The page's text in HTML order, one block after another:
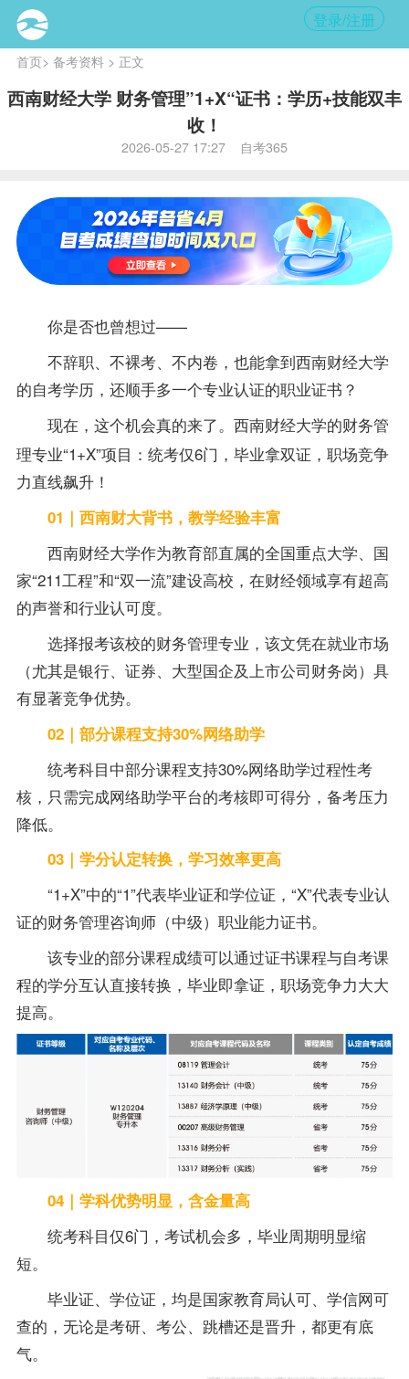
登录/注册
首页> 备考资料> 正文
西南财经大学 财务管理”1+X“证书：学历+技能双丰
收！
2026-05-27 17:27 自考365
你是否也曾想过——
不辞职、不裸考、不内卷，也能拿到西南财经大学
的自考学历，还顺手多一个专业认证的职业证书？
现在，这个机会真的来了。 西南财经大学的财务管
理专业“1+X”项目：统考仅6门，毕业拿双证，职场竞争
力直线飙升！
01｜西南财大背书，教学经验丰富
西南财经大学作为教育部直属的全国重点大学、国
家“211工程”和“双一流”建设高校，在财经领域享有超高
的声誉和行业认可度。
选择报考该校的财务管理专业 ，该文凭在就业市场
（尤其是银行、证券、大型国企及上市公司财务岗）具
有显著竞争优势。
02｜部分课程支持30%网络助学
统考科目中部分课程支持30%网络助学过程性考
核，只需完成网络助学平台的考核即可得分， 备考压力
降低。
03｜学分认定转换，学习效率更高
“1+X”中的“1”代表毕业证和学位证，“X”代表专业认
证的财务管理咨询师（中级）职业能力证书。
该专业的部分课程成绩可以通过证书课程与自考课
程的学分互认直接转换，毕业即拿证，职场竞争力大大
提高。
04｜学科优势明显，含金量高
统考科目仅6门，考试机会多，毕业周期明显缩
短。
毕业证、学位证，均是国家教育局认可、学信网可
查的，无论是考研、考公、跳槽还是晋升，都更有底
气。